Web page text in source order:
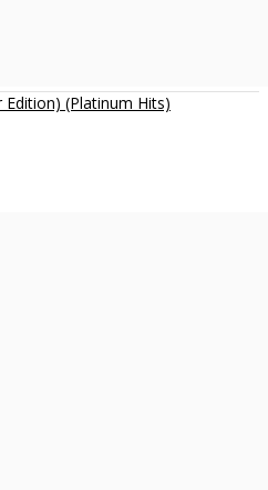
(Platinum Hits)